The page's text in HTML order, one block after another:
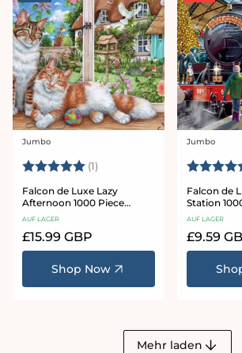
Anbieter:
Jumbo
Bewertung:(1) 5.0 von 5 Sternen
Falcon de Luxe Lazy
Afternoon 1000 Piece
Jigsaw Puzzle
AUF LAGER
Normaler
Preis
£15.99 GBP
Shop Now
Anbieter:
Jumbo
Falcon de
Station
Puzzle
AUF LAGER
£9.59
Mehr laden